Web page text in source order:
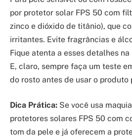
por protetor solar FPS 50 com
zinco e dióxido de titânio), que
irritantes. Evite fragrâncias e
Fique atenta a esses detalhes
E, claro, sempre faça um teste
do rosto antes de usar o produto
Dica Prática: Se você usa
protetores solares FPS 50 com
tom da pele e já oferecem a